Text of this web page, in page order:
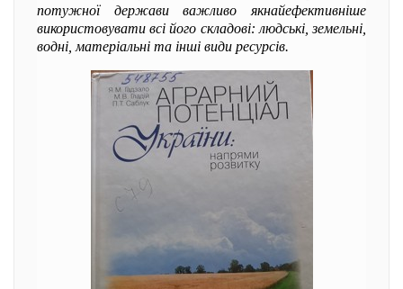
потужної держави важливо якнайефективніше
використовувати всі його складові: людські, земельні,
водні, матеріальні та інші види ресурсів.